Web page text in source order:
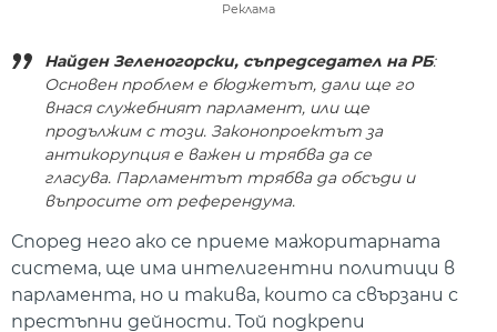
Реклама
Найден Зеленогорски, съпредседател на РБ:
Основен проблем е бюджетът, дали ще го
внася служебният парламент, или ще
продължим с този. Законопроектът за
антикорупция е важен и трябва да се
гласува. Парламентът трябва да обсъди и
въпросите от референдума.
Според него ако се приеме мажоритарната
система, ще има интелигентни политици в
парламента, но и такива, които са свързани с
престъпни дейности. Той подкрепи